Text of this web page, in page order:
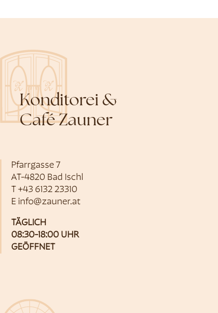
Konditorei &
Café Zauner
Pfarrgasse 7
AT-4820 Bad Ischl
T +43 6132 23310
E info@zauner.at
TÄGLICH
08:30-18:00 UHR
GEÖFFNET